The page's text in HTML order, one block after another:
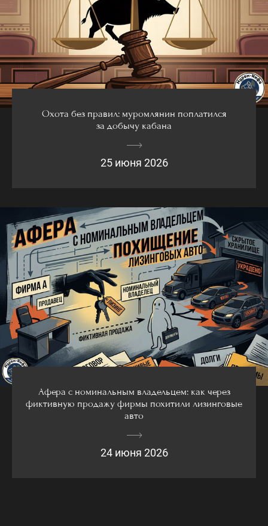
Охота без правил: муромлянин поплатился
за добычу кабана
25 июня 2026
Афера с номинальным владельцем: как через
фиктивную продажу фирмы похитили лизинговые
авто
24 июня 2026